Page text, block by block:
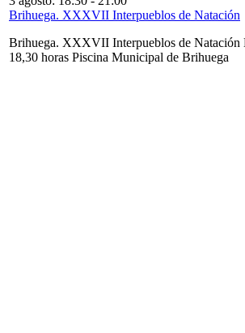
Brihuega. XXXVII Interpueblos de Natación
Brihuega. XXXVII Interpueblos de Natación
18,30 horas Piscina Municipal de Brihuega